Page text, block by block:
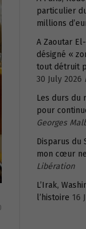
particulier
millions
A Zaoutar
désigné «
tout détruit
30 July 2026
Les durs du
pour
Georges
Disparus du
mon cœur
Libération
L’Irak,
l’histoire 16